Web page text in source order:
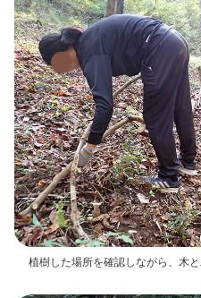
植樹した場所を確認しながら、木